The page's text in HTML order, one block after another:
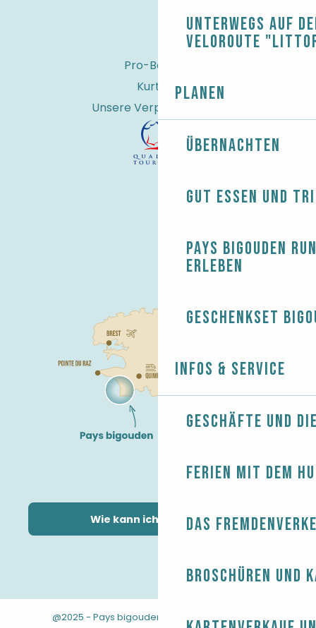
Unterwegs auf
Veloroute
Planen
Übernachten
Gut essen und
Pays Bigouden
erleben
Geschenkset
Infos & Service
Geschäfte und
Ferien mit dem
Das
Broschüren und
Pro-Bereich
Kurtaxe
Unsere Verpflichtungen
Wie kann ich kommen?
@2025 - Pays bigouden Rechtliche Hinweise-